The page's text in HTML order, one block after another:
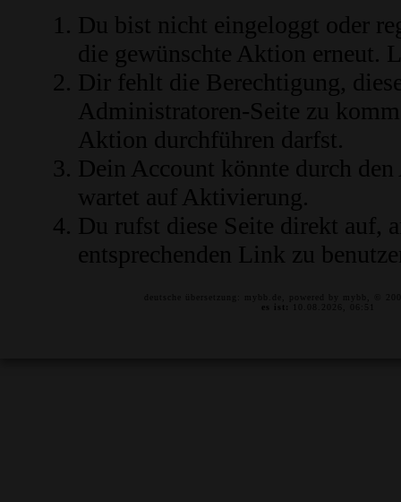
Du bist nicht eingeloggt oder
die gewünschte Aktion erneut.
Dir fehlt die Berechtigung,
Administratoren-Seite zu
Aktion durchführen darfst.
Dein Account könnte durch
wartet auf Aktivierung.
Du rufst diese Seite direkt auf,
entsprechenden Link zu
es ist: